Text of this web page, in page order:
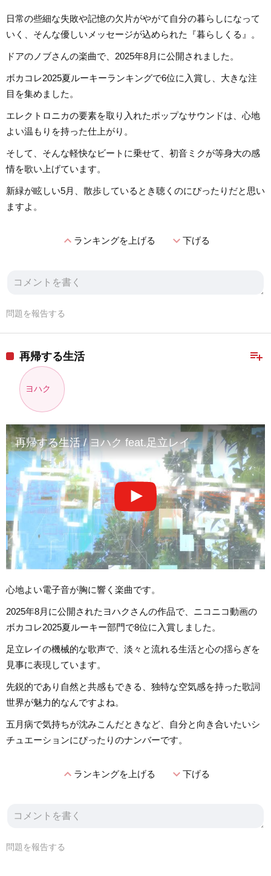
日常の些細な失敗や記憶の欠片がやがて自分の暮らしになって
いく、そんな優しいメッセージが込められた『暮らしくる』。
ドアのノブさんの楽曲で、2025年8月に公開されました。
ボカコレ2025夏ルーキーランキングで6位に入賞し、大きな注
目を集めました。
エレクトロニカの要素を取り入れたポップなサウンドは、心地
よい温もりを持った仕上がり。
そして、そんな軽快なビートに乗せて、初音ミクが等身大の感
情を歌い上げています。
新緑が眩しい5月、散歩しているとき聴くのにぴったりだと思い
ますよ。
expand_lessランキングを上げる expand_more下げる
問題を報告する
playlist_add
再帰する生活
ヨハク
再帰する生活 / ヨハク feat.足立レイ
心地よい電子音が胸に響く楽曲です。
2025年8月に公開されたヨハクさんの作品で、ニコニコ動画の
ボカコレ2025夏ルーキー部門で8位に入賞しました。
足立レイの機械的な歌声で、淡々と流れる生活と心の揺らぎを
見事に表現しています。
先鋭的であり自然と共感もできる、独特な空気感を持った歌詞
世界が魅力的なんですよね。
五月病で気持ちが沈みこんだときなど、自分と向き合いたいシ
チュエーションにぴったりのナンバーです。
expand_lessランキングを上げる expand_more下げる
問題を報告する